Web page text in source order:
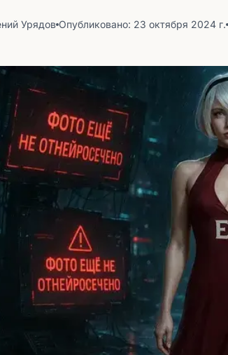
Урядов Опубликовано: 23 октября 2024 г.